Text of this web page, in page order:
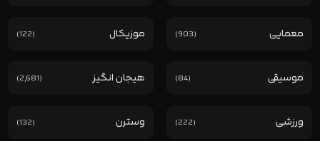
معمایی (903) موزیکال (122)
موسیقی (84) هیجان انگیز (2,681)
ورزشی (222) وسترن (132)